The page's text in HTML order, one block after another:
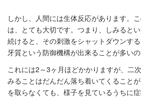
しかし、人間には生体反応があります。
は、とても大切です。つまり、しみると
続けると、その刺激をシャットダウンす
牙質という防御機構が出来ることが多いの
これには2～3ヶ月ほどかかりますが、二
みることはだんだん落ち着いてくること
を取らなくても、様子を見ているうちに